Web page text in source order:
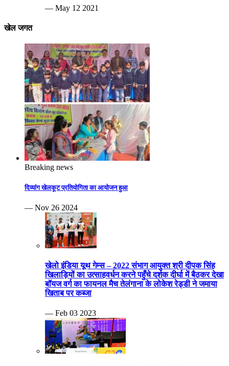
— May 12 2021
खेल जगत
Breaking news
दिव्यांग खेलकूट प्रतियोगिता का आयोजन हुआ
— Nov 26 2024
खेलो इंडिया यूथ गेम्स – 2022 संभाग आयुक्त श्री दीपक सिंह
खिलाड़ियों का उत्साहवर्धन करने पहुँचे दर्शक दीर्घा में बैठकर देखा
बॉयज वर्ग का फायनल मैच तेलंगाना के लोकेश रेड्डी ने जमाया
खिताब पर कब्जा
— Feb 03 2023